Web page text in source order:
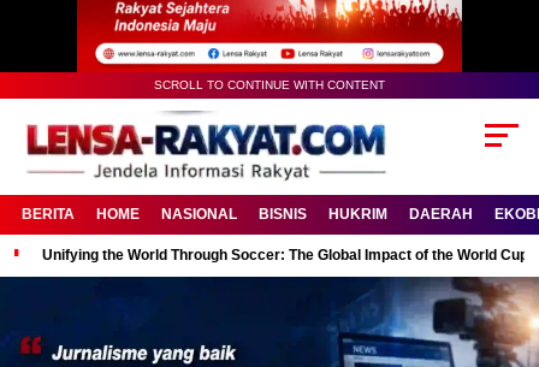
SCROLL TO CONTINUE WITH CONTENT
BERITA HOME NASIONAL BISNIS HUKRIM DAERAH
Unifying the World Through Soccer: The Global Impact of the World Cup